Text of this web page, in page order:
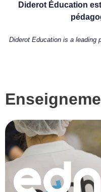
Diderot Éducation
Diderot Education is a leading